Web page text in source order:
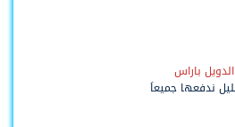
باراس
ندفعها جميعاً